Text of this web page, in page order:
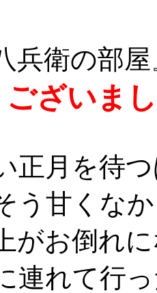
兵衛の部
ざいま
正月を待
う甘くな
がお倒れ
連れて行